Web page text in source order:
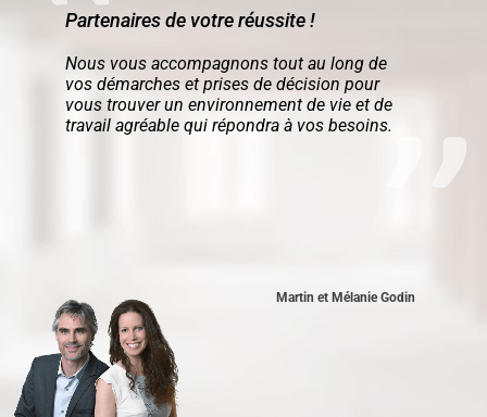
Partenaires de votre réussite !
Nous vous accompagnons tout au long de
vos démarches et prises de décision pour
vous trouver un environnement de vie et de
travail agréable qui répondra à vos besoins.
Martin et Mélanie Godin